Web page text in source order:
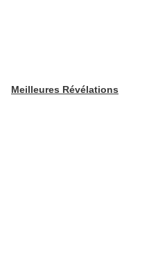
Meilleures Révélations